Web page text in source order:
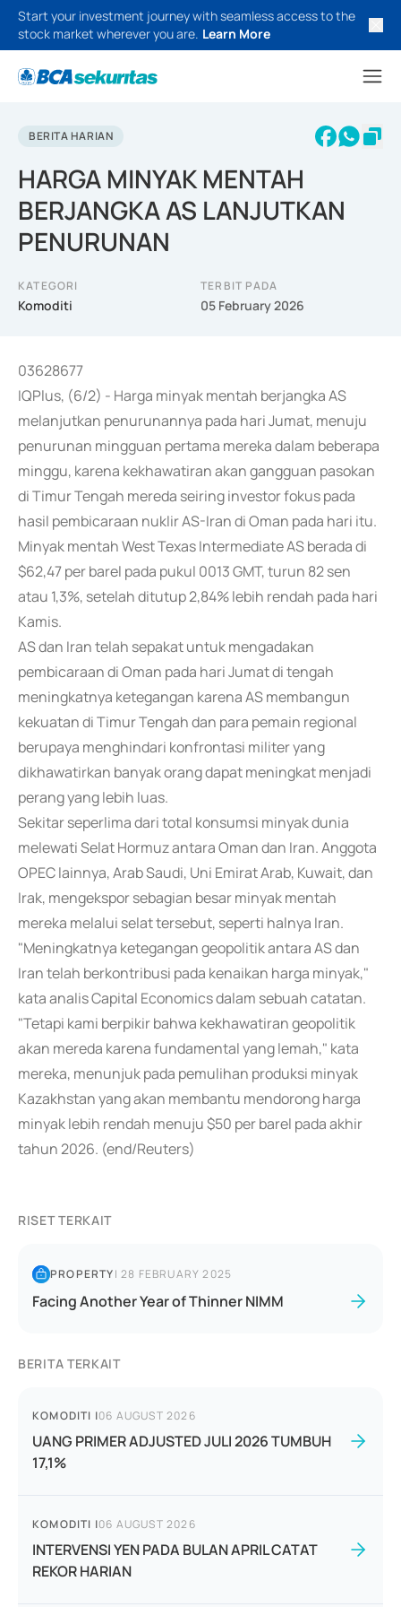
Start your investment journey with seamless access to the
stock market wherever you are. Learn More
BERITA HARIAN
HARGA MINYAK MENTAH
BERJANGKA AS LANJUTKAN
PENURUNAN
KATEGORI
Komoditi
TERBIT PADA
05 February 2026
03628677
IQPlus, (6/2) - Harga minyak mentah berjangka AS
melanjutkan penurunannya pada hari Jumat, menuju
penurunan mingguan pertama mereka dalam beberapa
minggu, karena kekhawatiran akan gangguan pasokan
di Timur Tengah mereda seiring investor fokus pada
hasil pembicaraan nuklir AS-Iran di Oman pada hari itu.
Minyak mentah West Texas Intermediate AS berada di
$62,47 per barel pada pukul 0013 GMT, turun 82 sen
atau 1,3%, setelah ditutup 2,84% lebih rendah pada hari
Kamis.
AS dan Iran telah sepakat untuk mengadakan
pembicaraan di Oman pada hari Jumat di tengah
meningkatnya ketegangan karena AS membangun
kekuatan di Timur Tengah dan para pemain regional
berupaya menghindari konfrontasi militer yang
dikhawatirkan banyak orang dapat meningkat menjadi
perang yang lebih luas.
Sekitar seperlima dari total konsumsi minyak dunia
melewati Selat Hormuz antara Oman dan Iran. Anggota
OPEC lainnya, Arab Saudi, Uni Emirat Arab, Kuwait, dan
Irak, mengekspor sebagian besar minyak mentah
mereka melalui selat tersebut, seperti halnya Iran.
"Meningkatnya ketegangan geopolitik antara AS dan
Iran telah berkontribusi pada kenaikan harga minyak,"
kata analis Capital Economics dalam sebuah catatan.
"Tetapi kami berpikir bahwa kekhawatiran geopolitik
akan mereda karena fundamental yang lemah," kata
mereka, menunjuk pada pemulihan produksi minyak
Kazakhstan yang akan membantu mendorong harga
minyak lebih rendah menuju $50 per barel pada akhir
tahun 2026. (end/Reuters)
RISET TERKAIT
PROPERTY|28 FEBRUARY 2025
Facing Another Year of Thinner NIMM
BERITA TERKAIT
KOMODITI |06 AUGUST 2026
UANG PRIMER ADJUSTED JULI 2026 TUMBUH
17,1%
KOMODITI |06 AUGUST 2026
INTERVENSI YEN PADA BULAN APRIL CATAT
REKOR HARIAN